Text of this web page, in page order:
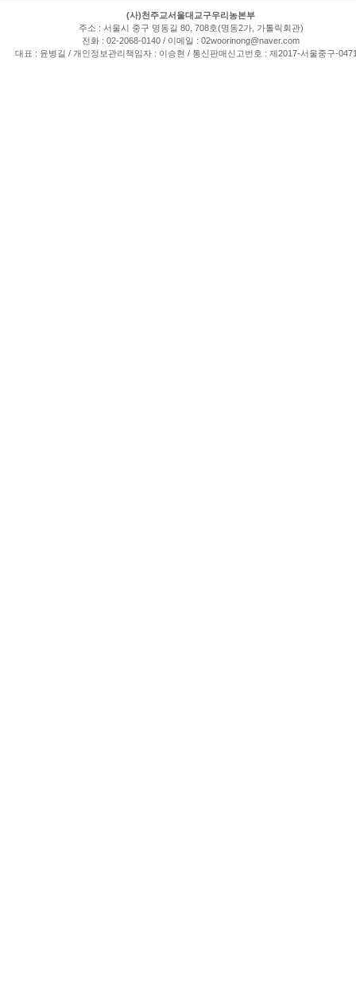
(사)천주교서울대교구우리농본부
주소 : 서울시 중구 명동길 80, 708호(명동2가, 가톨릭회관)
전화 : 02-2068-0140 / 이메일 : 02woorinong@naver.com
대표 : 윤병길 / 개인정보관리책임자 : 이승현 / 통신판매신고번호 : 제2017-서울중구-